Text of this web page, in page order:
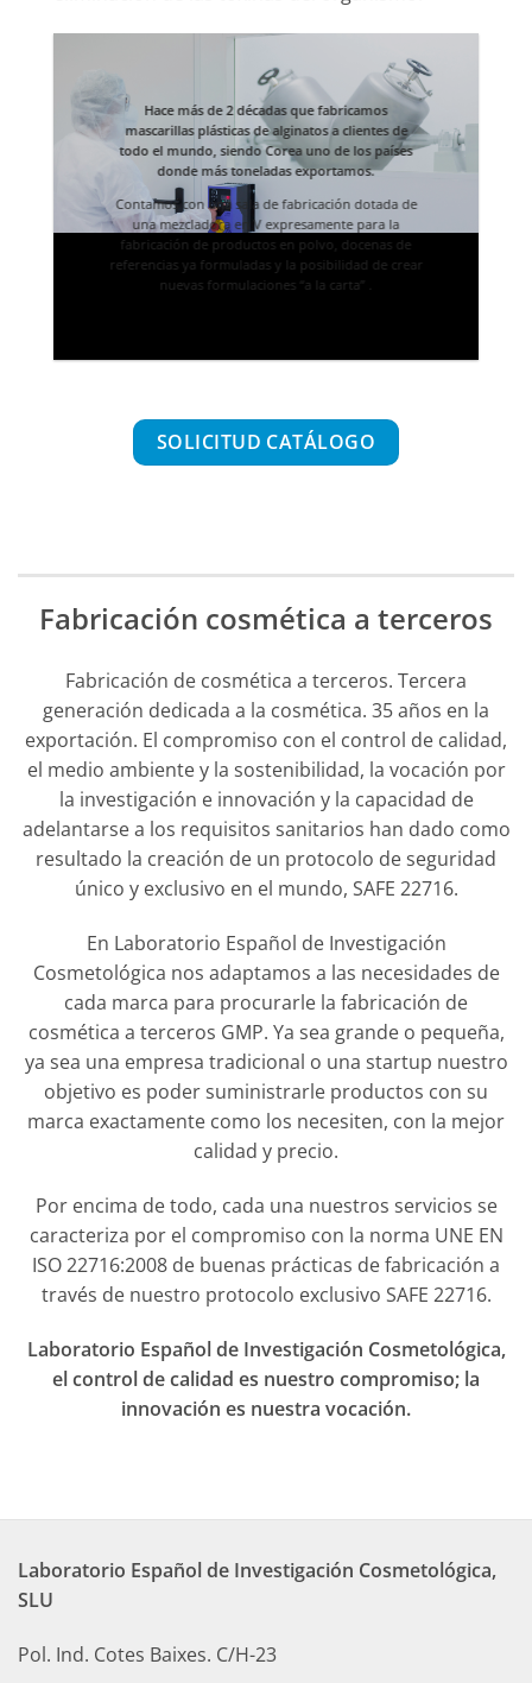
Hace más de 2 décadas que fabricamos
mascarillas plásticas de alginatos a clientes de
todo el mundo, siendoCoreauno de los países
donde más toneladas exportamos.
Contamos con una sala de fabricación dotada de
una mezcladora en V expresamente para la
fabricación de productos en polvo, docenas de
referencias ya formuladas y la posibilidad de crear
nuevas formulaciones “a la carta”
SOLICITUD CATÁLOGO
Fabricación cosmética a terceros
Fabricación de cosmética a terceros. Tercera
generación dedicada a la cosmética. 35 años en la
exportación. El compromiso con el control de calidad,
el medio ambiente y la sostenibilidad, la vocación por
la investigación e innovación y la capacidad de
adelantarse a los requisitos sanitarios han dado como
resultado la creación de un protocolo de seguridad
único y exclusivo en el mundo, SAFE 22716.
En Laboratorio Español de Investigación
Cosmetológica nos adaptamos a las necesidades de
cada marca para procurarle la fabricación de
cosmética a terceros GMP. Ya sea grande o pequeña,
ya sea una empresa tradicional o una startup nuestro
objetivo es poder suministrarle productos con su
marca exactamente como los necesiten, con la mejor
calidad y precio.
Por encima de todo, cada una nuestros servicios se
caracteriza por el compromiso con la norma UNE EN
ISO 22716:2008 de buenas prácticas de fabricación a
través de nuestro protocolo exclusivo SAFE 22716.
Laboratorio Español de Investigación Cosmetológica,
el control de calidad es nuestro compromiso; la
innovación es nuestra vocación.
Laboratorio Español de Investigación Cosmetológica,
SLU
Pol. Ind. Cotes Baixes. C/H-23